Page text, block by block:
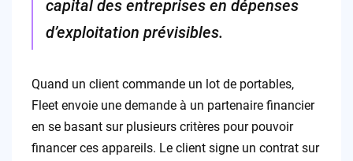
capital des entreprises en dépenses
d’exploitation prévisibles.
Quand un client commande un lot de portables,
Fleet envoie une demande à un partenaire financier
en se basant sur plusieurs critères pour pouvoir
financer ces appareils. Le client signe un contrat sur